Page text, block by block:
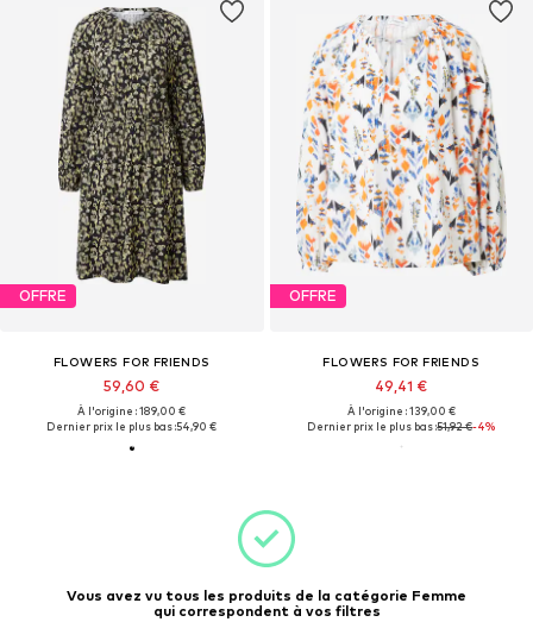
OFFRE
FLOWERS FOR FRIENDS
59,60 €
À l'origine : 189,00 €
Dernier prix le plus bas :54,90 €
OFFRE
FLOWERS FOR FRIENDS
49,41 €
À l'origine : 139,00 €
Dernier prix le plus bas :51,92 €-4%
Vous avez vu tous les produits de la catégorie Femme
qui correspondent à vos filtres